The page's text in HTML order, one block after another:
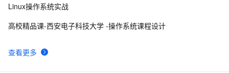
查看更多
Linux操作系统实战
高校精品课-西安电子科技大学 -操作系统课程设计